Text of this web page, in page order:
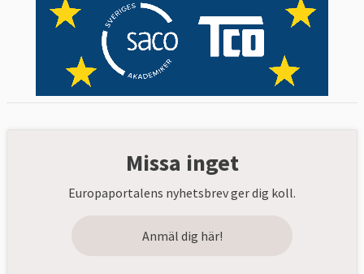
Missa inget
Europaportalens nyhetsbrev ger dig koll.
Anmäl dig här!